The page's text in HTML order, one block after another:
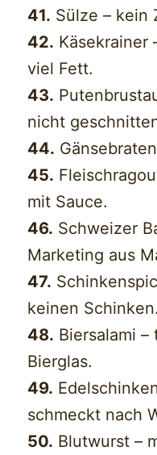
41. Sülze – kein
42. Käsekrainer
viel Fett.
43.
nicht
44.
45.
mit Sauce.
46. Schweizer
Marketing aus
47.
keinen Schinken.
48. Biersalami
Bierglas.
49.
schmeckt nach
50. Blutwurst –